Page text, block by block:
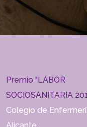
Premio "LABOR
SOCIOSANITARIA
Colegio de